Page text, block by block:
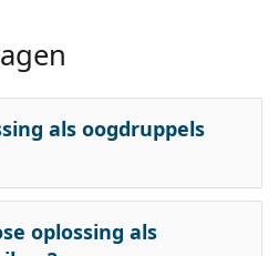
als oogdruppels
oplossing als